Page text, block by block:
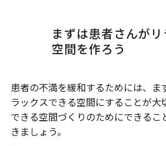
まずは患者さんが
空間を作ろう
患者の不満を緩和するためには、ま
ラックスできる空間にすることが大
できる空間づくりのためにできるこ
きましょう。